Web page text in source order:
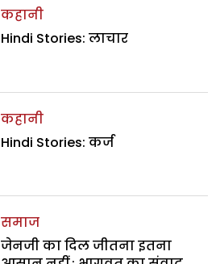
कहानी
Hindi Stories: लाचार
कहानी
Hindi Stories: कर्ज
समाज
जेनजी का दिल जीतना इतना